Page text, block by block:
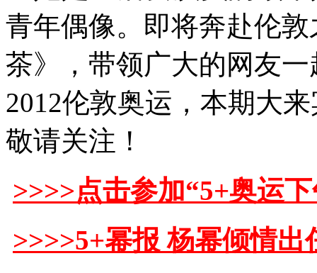
青年偶像。即将奔赴伦
茶》，带领广大的网友
2012伦敦奥运，本期大
敬请关注！
>>>>点击参加“5+奥运
>>>>5+幂报 杨幂倾情